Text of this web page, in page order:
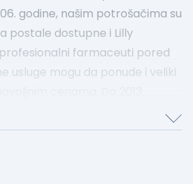
godine, našim potrošačima su
postale dostupne i Lilly
farmaceuti pored
usluge mogu da ponude i veliki
sugrađani u našoj ponudi